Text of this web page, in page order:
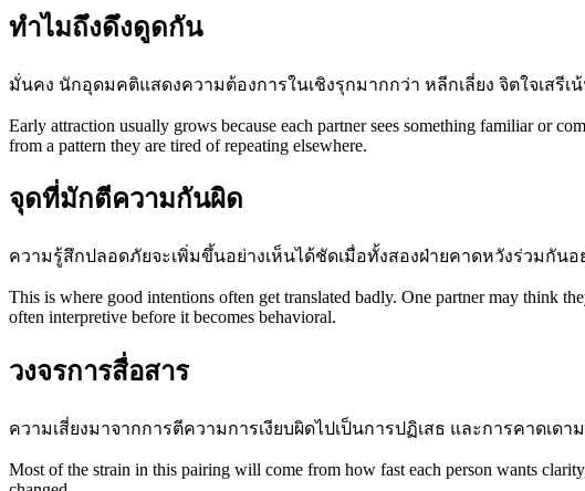
ทำไมถึงดึงดูดกัน
มั่นคง นักอุดมคติแสดงความต้องการในเชิงรุกมากกว่า หลีกเลี่ยง จิตใจเสรีเ
Early attraction usually grows because each partner sees something familiar or
from a pattern they are tired of repeating elsewhere.
จุดที่มักตีความกันผิด
ความรู้สึกปลอดภัยจะเพิ่มขึ้นอย่างเห็นได้ชัดเมื่อทั้งสองฝ่ายคาดหวังร่วมกันอ
This is where good intentions often get translated badly. One partner may think
often interpretive before it becomes behavioral.
วงจรการสื่อสาร
ความเสี่ยงมาจากการตีความการเงียบผิดไปเป็นการปฏิเสธ และการคาดเดา
Most of the strain in this pairing will come from how fast each person wants